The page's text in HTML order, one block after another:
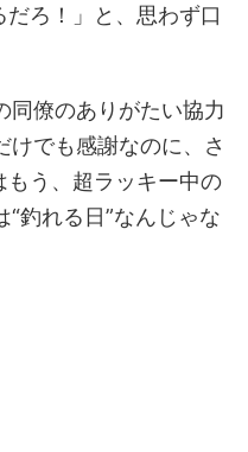
ろ！」と、思わず口
同僚のありがたい協力
けでも感謝なのに、さ
う、超ラッキー中の
釣れる日”なんじゃな